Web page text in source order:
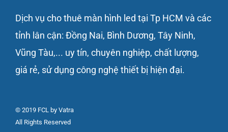
Dịch vụ cho thuê màn hình led tại Tp HCM và các
tỉnh lân cận: Đồng Nai, Bình Dương, Tây Ninh,
Vũng Tàu,... uy tín, chuyên nghiệp, chất lượng,
giá rẻ, sử dụng công nghệ thiết bị hiện đại.
© 2019 FCL by Vatra
All Rights Reserved